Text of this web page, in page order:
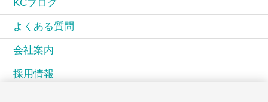
よくある質問
会社案内
採用情報